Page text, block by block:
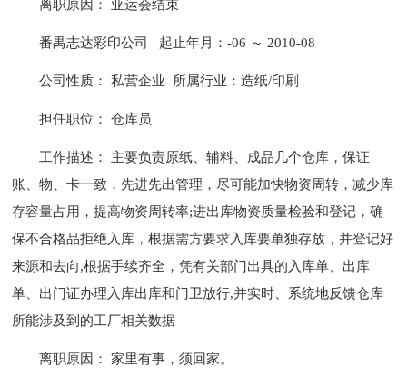
离职原因： 亚运会结束
番禺志达彩印公司 起止年月：-06 ～ 2010-08
公司性质： 私营企业 所属行业：造纸/印刷
担任职位： 仓库员
工作描述： 主要负责原纸、辅料、成品几个仓库，保证
账、物、卡一致，先进先出管理，尽可能加快物资周转，减少库
存容量占用，提高物资周转率;进出库物资质量检验和登记，确
保不合格品拒绝入库，根据需方要求入库要单独存放，并登记好
来源和去向,根据手续齐全，凭有关部门出具的入库单、出库
单、出门证办理入库出库和门卫放行,并实时、系统地反馈仓库
所能涉及到的工厂相关数据
离职原因： 家里有事，须回家。